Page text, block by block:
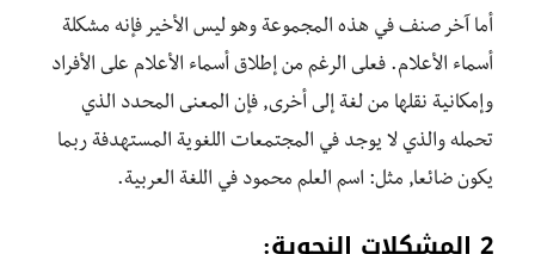
أما آخر صنف في هذه المجموعة وهو ليس الأخير فإنه مشكلة
أسماء الأعلام. فعلى الرغم من إطلاق أسماء الأعلام على الأفراد
وإمكانية نقلها من لغة إلى أخرى, فإن المعنى المحدد الذي
تحمله والذي لا يوجد في المجتمعات اللغوية المستهدفة ربما
يكون ضائعا, مثل: اسم العلم محمود في اللغة العربية.